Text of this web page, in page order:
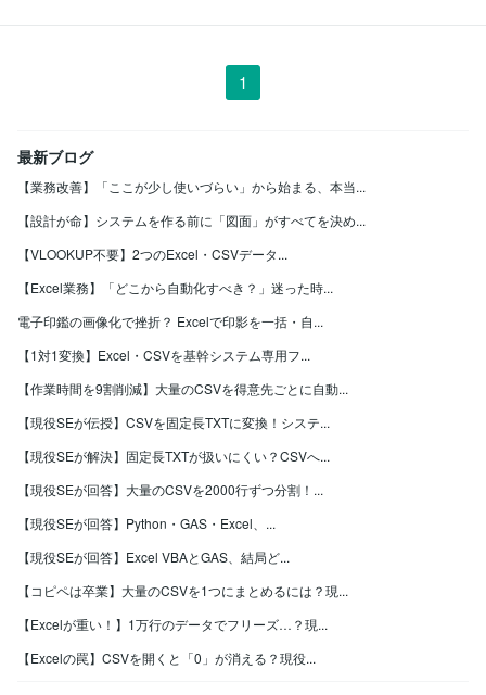
1
最新ブログ
【業務改善】「ここが少し使いづらい」から始まる、本当...
【設計が命】システムを作る前に「図面」がすべてを決め...
【VLOOKUP不要】2つのExcel・CSVデータ...
【Excel業務】「どこから自動化すべき？」迷った時...
電子印鑑の画像化で挫折？ Excelで印影を一括・自...
【1対1変換】Excel・CSVを基幹システム専用フ...
【作業時間を9割削減】大量のCSVを得意先ごとに自動...
【現役SEが伝授】CSVを固定長TXTに変換！システ...
【現役SEが解決】固定長TXTが扱いにくい？CSVへ...
【現役SEが回答】大量のCSVを2000行ずつ分割！...
【現役SEが回答】Python・GAS・Excel、...
【現役SEが回答】Excel VBAとGAS、結局ど...
【コピペは卒業】大量のCSVを1つにまとめるには？現...
【Excelが重い！】1万行のデータでフリーズ…？現...
【Excelの罠】CSVを開くと「0」が消える？現役...